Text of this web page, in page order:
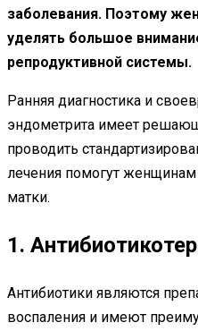
заболевания. Поэтому
уделять большое
репродуктивной системы.
Ранняя диагностика и
эндометрита имеет
проводить
лечения помогут женщинам
матки.
1.
Антибиотики являются
воспаления и имеют